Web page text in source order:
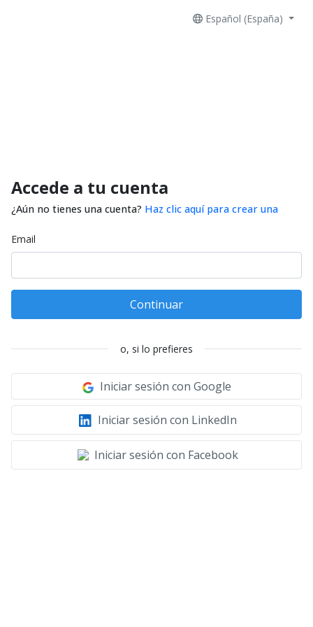
Español (España)
Accede a tu cuenta
¿Aún no tienes una cuenta? Haz clic aquí para crear una
Email
Continuar
o, si lo prefieres
Iniciar sesión con Google
Iniciar sesión con LinkedIn
Iniciar sesión con Facebook